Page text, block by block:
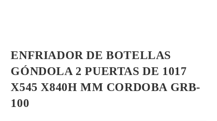
ENFRIADOR DE BOTELLAS
GÓNDOLA 2 PUERTAS DE 1017
X545 X840H MM CORDOBA GRB-
100